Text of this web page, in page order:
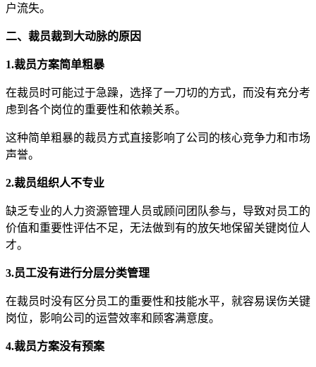
户流失。
二、裁员裁到大动脉的原因
1.裁员方案简单粗暴
在裁员时可能过于急躁，选择了一刀切的方式，而没有充分考
虑到各个岗位的重要性和依赖关系。
这种简单粗暴的裁员方式直接影响了公司的核心竞争力和市场
声誉。
2.裁员组织人不专业
缺乏专业的人力资源管理人员或顾问团队参与，导致对员工的
价值和重要性评估不足，无法做到有的放矢地保留关键岗位人
才。
3.员工没有进行分层分类管理
在裁员时没有区分员工的重要性和技能水平，就容易误伤关键
岗位，影响公司的运营效率和顾客满意度。
4.裁员方案没有预案